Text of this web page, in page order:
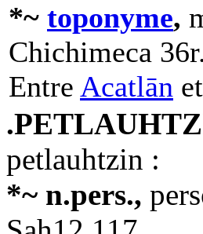
*~ toponyme,
Chichimeca 36r.
Entre Acatlān et
petlauhtzin :
*~ n.pers.,